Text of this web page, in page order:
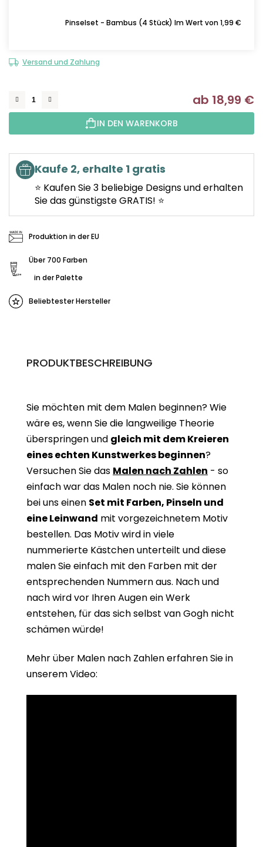
Pinselset - Bambus (4 Stück) Im Wert von 1,99 €
Versand und Zahlung
ab 18,99 €
IN DEN WARENKORB
Kaufe 2, erhalte 1 gratis
⭐ Kaufen Sie 3 beliebige Designs und erhalten
Sie das günstigste GRATIS! ⭐
Produktion in der EU
Über 700 Farben
in der Palette
Beliebtester Hersteller
PRODUKTBESCHREIBUNG
Sie möchten mit dem Malen beginnen? Wie
wäre es, wenn Sie die langweilige Theorie
überspringen und gleich mit dem Kreieren
eines echten Kunstwerkes beginnen?
Versuchen Sie das Malen nach Zahlen - so
einfach war das Malen noch nie. Sie können
bei uns einen Set mit Farben, Pinseln und
eine Leinwand mit vorgezeichnetem Motiv
bestellen. Das Motiv wird in viele
nummerierte Kästchen unterteilt und diese
malen Sie einfach mit den Farben mit der
entsprechenden Nummern aus. Nach und
nach wird vor Ihren Augen ein Werk
entstehen, für das sich selbst van Gogh nicht
schämen würde!
Mehr über Malen nach Zahlen erfahren Sie in
unserem Video: